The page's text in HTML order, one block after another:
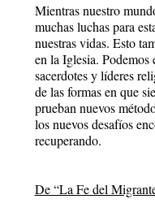
Mientras nuestro
muchas luchas para
nuestras vidas. Esto
en la Iglesia. Podemos
sacerdotes y líderes
de las formas en que
prueban nuevos
los nuevos desafíos
recuperando.
De “La Fe del